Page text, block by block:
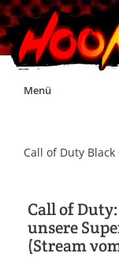
Skip
Menü
Impressum
Call of Duty Black
Call of
unsere
(Stream vom